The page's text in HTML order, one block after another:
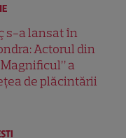
s-a lansat în
Actorul din
a
de plăcintării